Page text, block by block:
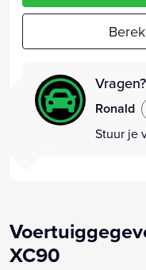
Ronald
Stuur je
XC90